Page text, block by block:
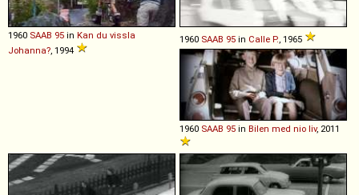
1960 SAAB 95 in Kan du vissla
Johanna?, 1994
1960 SAAB 95 in Calle P., 1965
1960 SAAB 95 in Bilen med nio liv, 2011